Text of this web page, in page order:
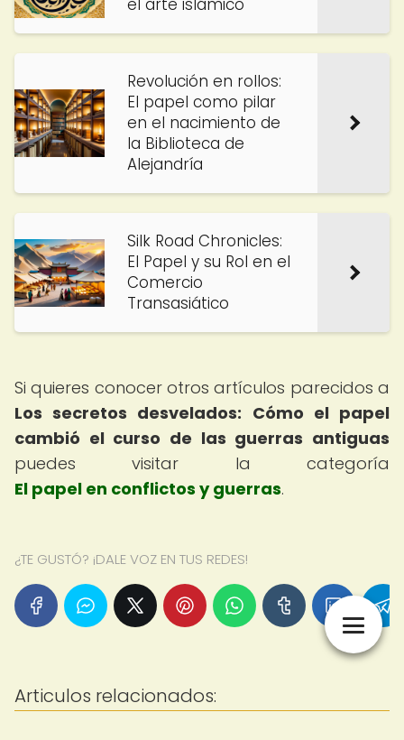
el arte islámico
Revolución en rollos:
El papel como pilar
en el nacimiento de
la Biblioteca de
Alejandría
Silk Road Chronicles:
El Papel y su Rol en el
Comercio
Transasiático
Si quieres conocer otros artículos parecidos a
Los secretos desvelados: Cómo el papel
cambió el curso de las guerras antiguas
puedes visitar la categoría
El papel en conflictos y guerras.
¿TE GUSTÓ? ¡DALE VOZ EN TUS REDES!
Articulos relacionados: